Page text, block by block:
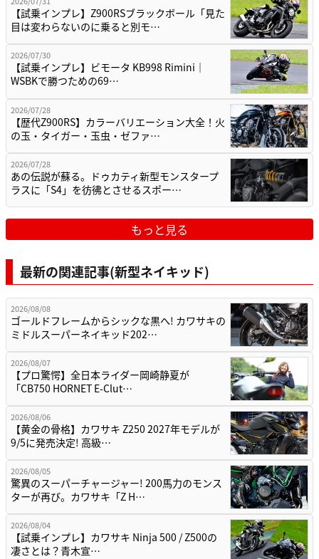
【試乗インプレ】Z900RSブラックボール「見た
目は変わらないのに乗ると別モ…
2026/07/30
【試乗インプレ】ビモータ KB998 Rimini｜
WSBKで勝つための69…
2026/07/28
【歴代Z900RS】カラーバリエーション大全！火
の玉・タイガー・玉虫・ゼファ…
2026/07/28
あの伝説が蘇る。ドゥカティ新型モンスタープ
ラスに「S4」を彷彿とさせるスポー…
もっと見る
最新の関連記事(新型ネイキッド)
2026/08/08
ゴールドフレームからシックな黒へ! カワサキの
ミドルスーパーネイキッド202…
2026/08/07
【プロ驚愕】全日本ライダー岡崎静夏が
「CB750 HORNET E-Clut…
2026/08/06
【黄金の骨格】カワサキ Z250 2027年モデルが
9/5に発売決定! 高級…
2026/08/05
驚異のスーパーチャージャー! 200馬力のモンス
ターが再び。カワサキ「Z H…
2026/08/04
【試乗インプレ】カワサキ Ninja 500 / Z500の
凄さとは？青木宣…